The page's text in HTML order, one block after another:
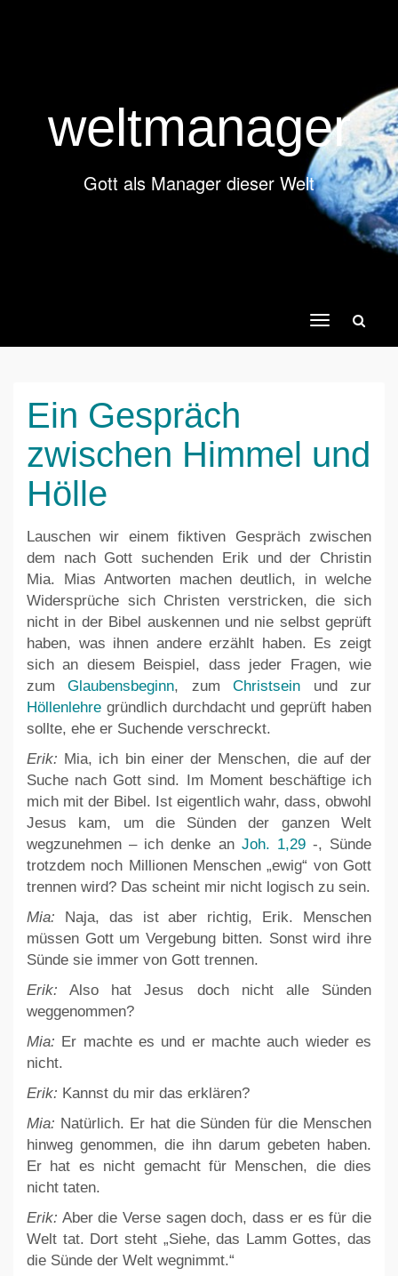
weltmanager
Gott als Manager dieser Welt
Toggle
navigation
Ein Gespräch
zwischen Himmel und
Hölle
Lauschen wir einem fiktiven Gespräch zwischen
dem nach Gott suchenden Erik und der Christin
Mia. Mias Antworten machen deutlich, in welche
Widersprüche sich Christen verstricken, die sich
nicht in der Bibel auskennen und nie selbst geprüft
haben, was ihnen andere erzählt haben. Es zeigt
sich an diesem Beispiel, dass jeder Fragen, wie
zumGlaubensbeginn, zumChristsein und zur
Höllenlehre gründlich durchdacht und geprüft haben
sollte, ehe er Suchende verschreckt.
Erik: Mia, ich bin einer der Menschen, die auf der
Suche nach Gott sind. Im Moment beschäftige ich
mich mit der Bibel. Ist eigentlich wahr, dass, obwohl
Jesus kam, um die Sünden der ganzen Welt
wegzunehmen – ich denke an Joh. 1,29-, Sünde
trotzdem noch Millionen Menschen „ewig“ von Gott
trennen wird? Das scheint mir nicht logisch zu sein.
Mia: Naja, das ist aber richtig, Erik. Menschen
müssen Gott um Vergebung bitten. Sonst wird ihre
Sünde sie immer von Gott trennen.
Erik: Also hat Jesus doch nicht alle Sünden
weggenommen?
Mia: Er machte es und er machte auch wieder es
nicht.
Erik: Kannst du mir das erklären?
Mia: Natürlich. Er hat die Sünden für die Menschen
hinweg genommen, die ihn darum gebeten haben.
Er hat es nicht gemacht für Menschen, die dies
nicht taten.
Erik: Aber die Verse sagen doch, dass er es für die
Welt tat. Dort steht „Siehe, das Lamm Gottes, das
die Sünde der Welt wegnimmt.“